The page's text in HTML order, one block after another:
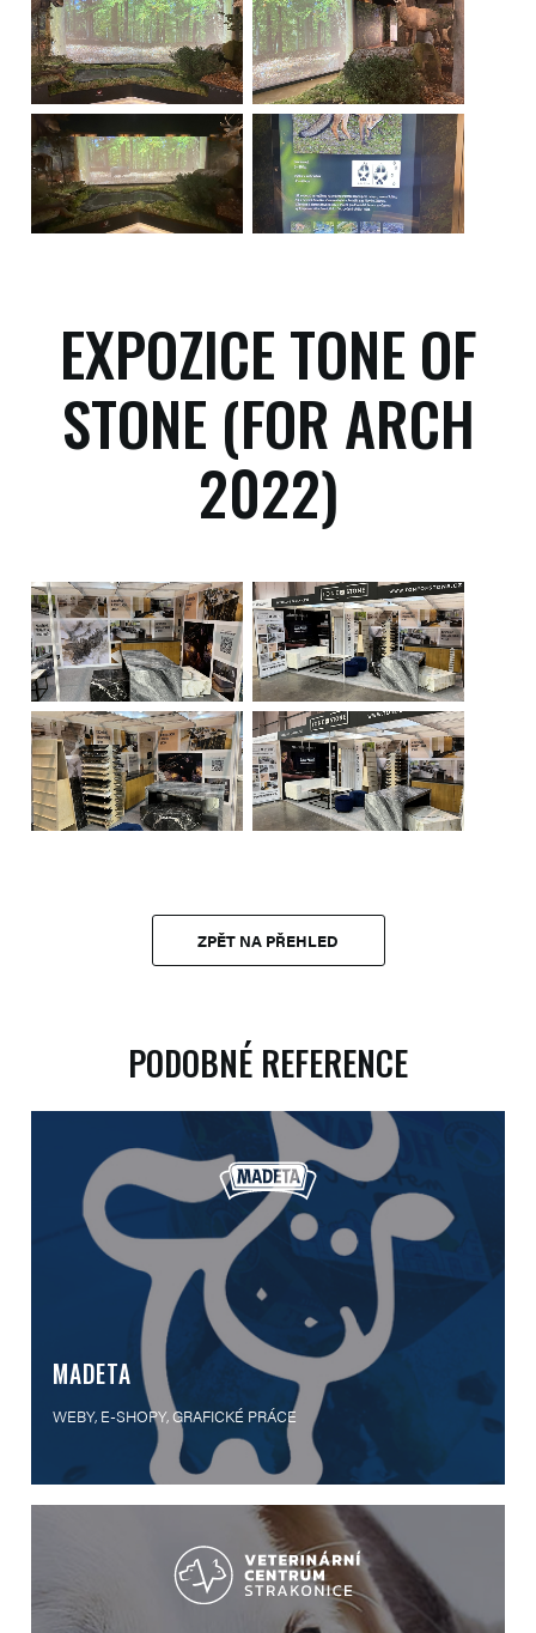
EXPOZICE TONE OF
STONE (FOR ARCH
2022)
ZPĚT NA PŘEHLED
PODOBNÉ REFERENCE
MADETA
WEBY, E-SHOPY, GRAFICKÉ PRÁCE